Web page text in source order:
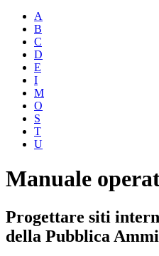
A
B
C
D
E
I
M
O
S
T
U
Manuale
Progettare siti
della Pubblica